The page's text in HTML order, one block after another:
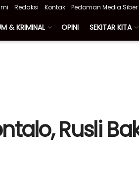
Redaksi Kontak Pedoman Media Siber
& KRIMINAL OPINI SEKITAR KITA
Rusli